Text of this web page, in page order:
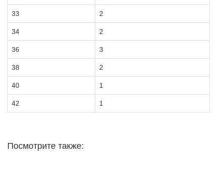
33 2
34 2
36 3
38 2
40 1
42 1
Посмотрите также: